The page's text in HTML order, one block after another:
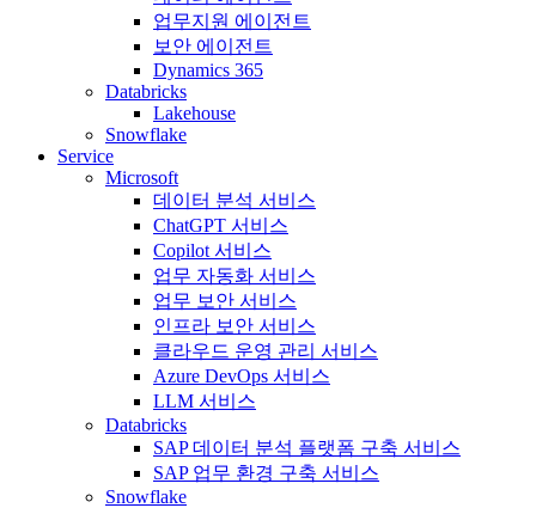
업무지원 에이전트
보안 에이전트
Dynamics 365
Databricks
Lakehouse
Snowflake
Service
Microsoft
데이터 분석 서비스
ChatGPT 서비스
Copilot 서비스
업무 자동화 서비스
업무 보안 서비스
인프라 보안 서비스
클라우드 운영 관리 서비스
Azure DevOps 서비스
LLM 서비스
Databricks
SAP 데이터 분석 플랫폼 구축 서비스
SAP 업무 환경 구축 서비스
Snowflake